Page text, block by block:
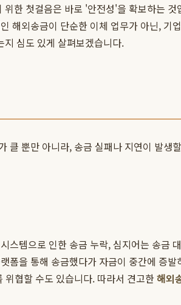
한 첫걸음은 바로 '안전성'을 확보하는
해외송금이 단순한 이체 업무가 아닌, 기
심도 있게 살펴보겠습니다.
뿐만 아니라, 송금 실패나 지연이 발
템으로 인한 송금 누락, 심지어는 송금
을 통해 송금했다가 자금이 중간에 증
협할 수도 있습니다. 따라서 견고한해외